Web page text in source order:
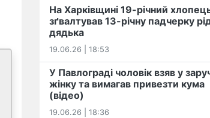
На Харківщині 19-річний
️зґвалтував 13-річну падчерку
дядька
19.06.26 | 18:53
У Павлограді чоловік взяв у
жінку та вимагав привезти кума
(відео)
19.06.26 | 18:36